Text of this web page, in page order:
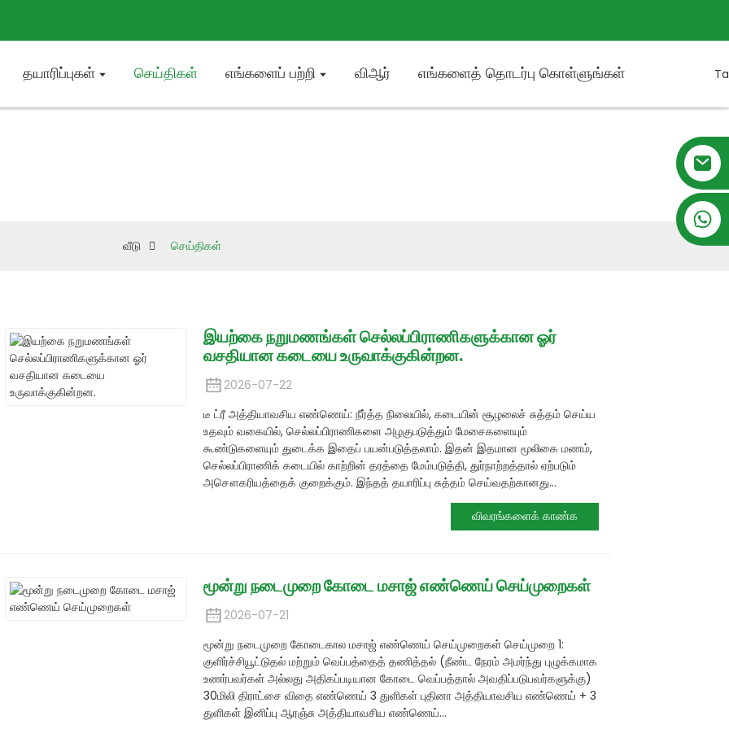
தயாரிப்புகள் செய்திகள் எங்களைப் பற்றி விஆர் எங்களைத் தொடர்பு கொள்ளுங்கள்
வீடு செய்திகள்
இயற்கை நறுமணங்கள் செல்லப்பிராணிகளுக்கான ஓர்
வசதியான கடையை உருவாக்குகின்றன.
2026-07-22
டீ ட்ரீ அத்தியாவசிய எண்ணெய்: நீர்த்த நிலையில், கடையின் சூழலைச் சுத்தம் செய்ய
உதவும் வகையில், செல்லப்பிராணிகளை அழகுபடுத்தும் மேசைகளையும்
கூண்டுகளையும் துடைக்க இதைப் பயன்படுத்தலாம். இதன் இதமான மூலிகை மணம்,
செல்லப்பிராணிக் கடையில் காற்றின் தரத்தை மேம்படுத்தி, துர்நாற்றத்தால் ஏற்படும்
அசௌகரியத்தைக் குறைக்கும். இந்தத் தயாரிப்பு சுத்தம் செய்வதற்கானது...
விவரங்களைக் காண்க
மூன்று நடைமுறை கோடை மசாஜ் எண்ணெய் செய்முறைகள்
2026-07-21
மூன்று நடைமுறை கோடைகால மசாஜ் எண்ணெய் செய்முறைகள் செய்முறை 1:
குளிர்ச்சியூட்டுதல் மற்றும் வெப்பத்தைத் தணித்தல் (நீண்ட நேரம் அமர்ந்து புழுக்கமாக
உணர்பவர்கள் அல்லது அதிகப்படியான கோடை வெப்பத்தால் அவதிப்படுபவர்களுக்கு)
30மிலி திராட்சை விதை எண்ணெய் 3 துளிகள் புதினா அத்தியாவசிய எண்ணெய் + 3
துளிகள் இனிப்பு ஆரஞ்சு அத்தியாவசிய எண்ணெய்...